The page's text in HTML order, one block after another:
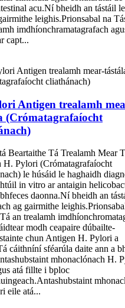
acu.Ní bheidh an tástáil
leighis.Prionsabal na
imdhíonchramatagrafach
capt...
Antigen trealamh
(Crómatagrafaíocht
Beartaithe Tá Trealamh Mear
H. Pylori (Crómatagrafaíocht
le húsáid le haghaidh
in vitro ar antaigin
daonna.Ní bheidh an
ag gairmithe
an trealamh
modh ceapaire dúbailte-
chun Antigen H. Pylori a
cáithníní sféarúla daite ann a
mhonaclónach H.
atá fillte i bploc
eile atá...